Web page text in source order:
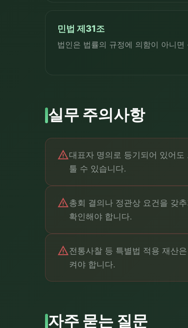
민법 제31조
법인은 법률의 규정에 의함이 아니
실무 주의사항
warning대표자 명의로 등기되어 있어
툴 수 있습니다.
warning총회 결의나 정관상 요건을 갖
확인해야 합니다.
warning전통사찰 등 특별법 적용 재산
켜야 합니다.
자주 묻는 질문